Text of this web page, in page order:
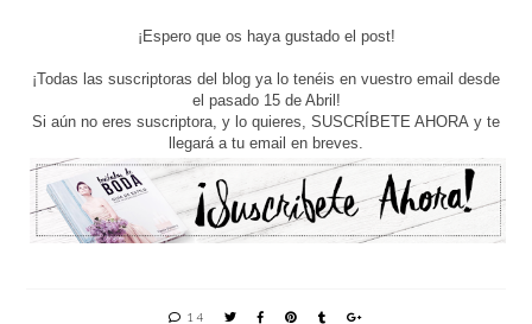
¡Espero que os haya gustado el post!
¡Todas las suscriptoras del blog ya lo tenéis en vuestro email desde
el pasado 15 de Abril!
Si aún no eres suscriptora, y lo quieres, SUSCRÍBETE AHORA y te
llegará a tu email en breves.
14